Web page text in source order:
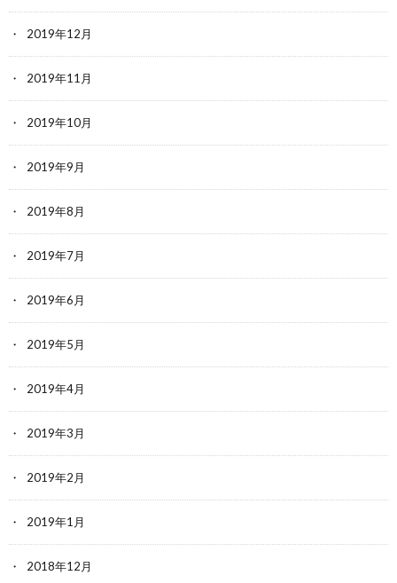
2019年12月
2019年11月
2019年10月
2019年9月
2019年8月
2019年7月
2019年6月
2019年5月
2019年4月
2019年3月
2019年2月
2019年1月
2018年12月